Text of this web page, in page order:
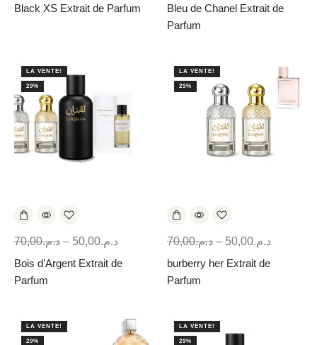
Black XS Extrait de Parfum
Bleu de Chanel Extrait de
Parfum
LA VENTE!
29%
د.م.70,00 – د.م.50,00
Bois d’Argent Extrait de
Parfum
LA VENTE!
29%
د.م.70,00 – د.م.50,00
burberry her Extrait de
Parfum
LA VENTE!
29%
LA VENTE!
29%